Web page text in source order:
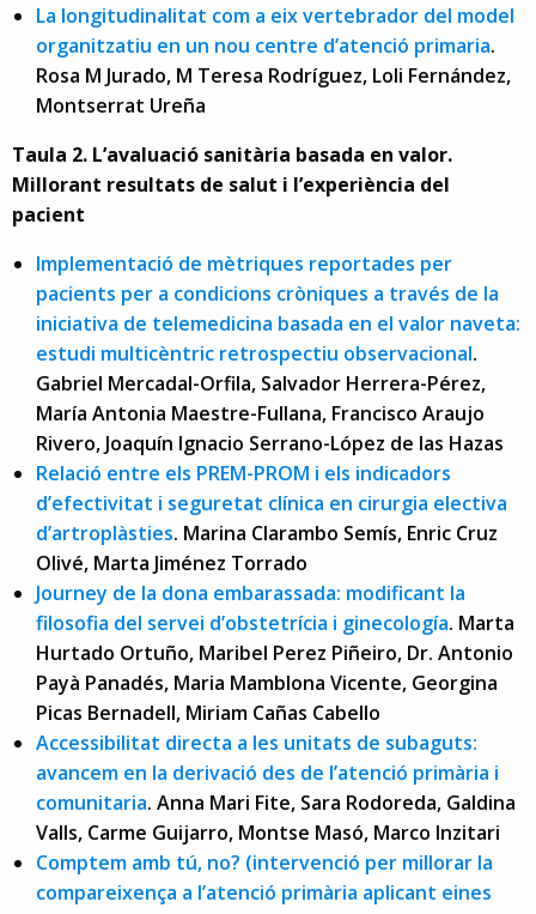
La longitudinalitat com a eix vertebrador del model
organitzatiu en un nou centre d’atenció primaria.
Rosa M Jurado, M Teresa Rodríguez, Loli Fernández,
Montserrat Ureña
Taula 2. L’avaluació sanitària basada en valor.
Millorant resultats de salut i l’experiència del
pacient
Implementació de mètriques reportades per
pacients per a condicions cròniques a través de la
iniciativa de telemedicina basada en el valor naveta:
estudi multicèntric retrospectiu observacional.
Gabriel Mercadal-Orfila, Salvador Herrera-Pérez,
María Antonia Maestre-Fullana, Francisco Araujo
Rivero, Joaquín Ignacio Serrano-López de las Hazas
Relació entre els PREM-PROM i els indicadors
d’efectivitat i seguretat clínica en cirurgia electiva
d’artroplàsties. Marina Clarambo Semís, Enric Cruz
Olivé, Marta Jiménez Torrado
Journey de la dona embarassada: modificant la
filosofia del servei d’obstetrícia i ginecología. Marta
Hurtado Ortuño, Maribel Perez Piñeiro, Dr. Antonio
Payà Panadés, Maria Mamblona Vicente, Georgina
Picas Bernadell, Miriam Cañas Cabello
Accessibilitat directa a les unitats de subaguts:
avancem en la derivació des de l’atenció primària i
comunitaria. Anna Mari Fite, Sara Rodoreda, Galdina
Valls, Carme Guijarro, Montse Masó, Marco Inzitari
Comptem amb tú, no? (intervenció per millorar la
compareixença a l’atenció primària aplicant eines